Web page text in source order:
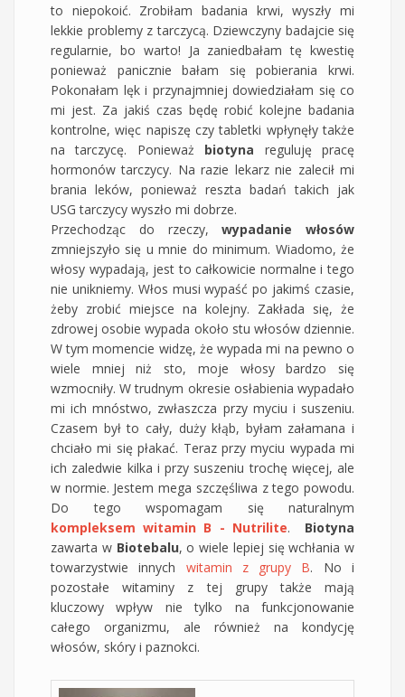
to niepokoić. Zrobiłam badania krwi, wyszły mi
lekkie problemy z tarczycą. Dziewczyny badajcie się
regularnie, bo warto! Ja zaniedbałam tę kwestię
ponieważ panicznie bałam się pobierania krwi.
Pokonałam lęk i przynajmniej dowiedziałam się co
mi jest. Za jakiś czas będę robić kolejne badania
kontrolne, więc napiszę czy tabletki wpłynęły także
na tarczycę. Ponieważ biotyna reguluję pracę
hormonów tarczycy. Na razie lekarz nie zalecił mi
brania leków, ponieważ reszta badań takich jak
USG tarczycy wyszło mi dobrze.
Przechodząc do rzeczy,wypadanie włosów
zmniejszyło się u mnie do minimum. Wiadomo, że
włosy wypadają, jest to całkowicie normalne i tego
nie unikniemy. Włos musi wypaść po jakimś czasie,
żeby zrobić miejsce na kolejny. Zakłada się, że
zdrowej osobie wypada około stu włosów dziennie.
W tym momencie widzę, że wypada mi na pewno o
wiele mniej niż sto, moje włosy bardzo się
wzmocniły. W trudnym okresie osłabienia wypadało
mi ich mnóstwo, zwłaszcza przy myciu i suszeniu.
Czasem był to cały, duży kłąb, byłam załamana i
chciało mi się płakać. Teraz przy myciu wypada mi
ich zaledwie kilka i przy suszeniu trochę więcej, ale
w normie. Jestem mega szczęśliwa z tego powodu.
Do tego wspomagam się naturalnym
kompleksem witamin B - Nutrilite. Biotyna
zawarta w Biotebalu, o wiele lepiej się wchłania w
towarzystwie innych witamin z grupy B. No i
pozostałe witaminy z tej grupy także mają
kluczowy wpływ nie tylko na funkcjonowanie
całego organizmu, ale również na kondycję
włosów, skóry i paznokci.